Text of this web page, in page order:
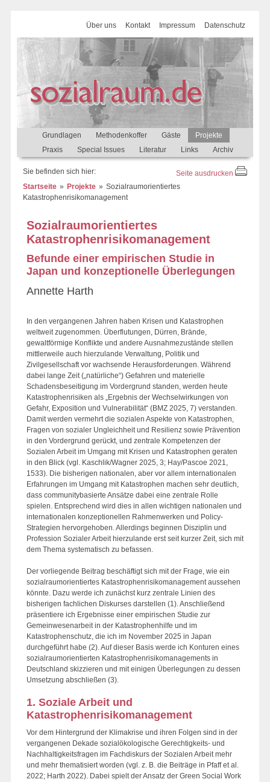
Über uns Kontakt Impressum Datenschutz
Grundlagen Methodenkoffer Gäste
Projekte
Praxis
Special Issues Literatur Links Archiv
Seite ausdrucken
Sie befinden sich hier:
Startseite
Projekte
Sozialraumorientiertes
Katastrophenrisikomanagement
Sozialraumorientiertes
Katastrophenrisikomanagement
Befunde einer empirischen Studie in
Japan und konzeptionelle Überlegungen
Annette Harth
In den vergangenen Jahren haben Krisen und Katastrophen
weltweit zugenommen. Überflutungen, Dürren, Brände,
gewaltförmige Konflikte und andere Ausnahmezustände stellen
mittlerweile auch hierzulande Verwaltung, Politik und
Zivilgesellschaft vor wachsende Herausforderungen. Während
dabei lange Zeit („natürliche“) Gefahren und materielle
Schadensbeseitigung im Vordergrund standen, werden heute
Katastrophenrisiken als „Ergebnis der Wechselwirkungen von
Gefahr, Exposition und Vulnerabilität“ (BMZ 2025, 7) verstanden.
Damit werden vermehrt die sozialen Aspekte von Katastrophen,
Fragen von sozialer Ungleichheit und Resilienz sowie Prävention
in den Vordergrund gerückt, und zentrale Kompetenzen der
Sozialen Arbeit im Umgang mit Krisen und Katastrophen geraten
in den Blick (vgl. Kaschlik/Wagner 2025, 3; Hay/Pascoe 2021,
1533). Die bisherigen nationalen, aber vor allem internationalen
Erfahrungen im Umgang mit Katastrophen machen sehr deutlich,
dass communitybasierte Ansätze dabei eine zentrale Rolle
spielen. Entsprechend wird dies in allen wichtigen nationalen und
internationalen konzeptionellen Rahmenwerken und Policy-
Strategien hervorgehoben. Allerdings beginnen Disziplin und
Profession Sozialer Arbeit hierzulande erst seit kurzer Zeit, sich mit
dem Thema systematisch zu befassen.
Der vorliegende Beitrag beschäftigt sich mit der Frage, wie ein
sozialraumorientiertes Katastrophenrisikomanagement aussehen
könnte. Dazu werde ich zunächst kurz zentrale Linien des
bisherigen fachlichen Diskurses darstellen (1). Anschließend
präsentiere ich Ergebnisse einer empirischen Studie zur
Gemeinwesenarbeit in der Katastrophenhilfe und im
Katastrophenschutz, die ich im November 2025 in Japan
durchgeführt habe (2). Auf dieser Basis werde ich Konturen eines
sozialraumorientierten Katastrophenrisikomanagements in
Deutschland skizzieren und mit einigen Überlegungen zu dessen
Umsetzung abschließen (3).
1. Soziale Arbeit und
Katastrophenrisikomanagement
Vor dem Hintergrund der Klimakrise und ihren Folgen sind in der
vergangenen Dekade sozialökologische Gerechtigkeits- und
Nachhaltigkeitsfragen im Fachdiskurs der Sozialen Arbeit mehr
und mehr thematisiert worden (vgl. z. B. die Beiträge in Pfaff et al.
2022; Harth 2022). Dabei spielt der Ansatz der Green Social Work